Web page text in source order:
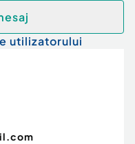
utilizatorului